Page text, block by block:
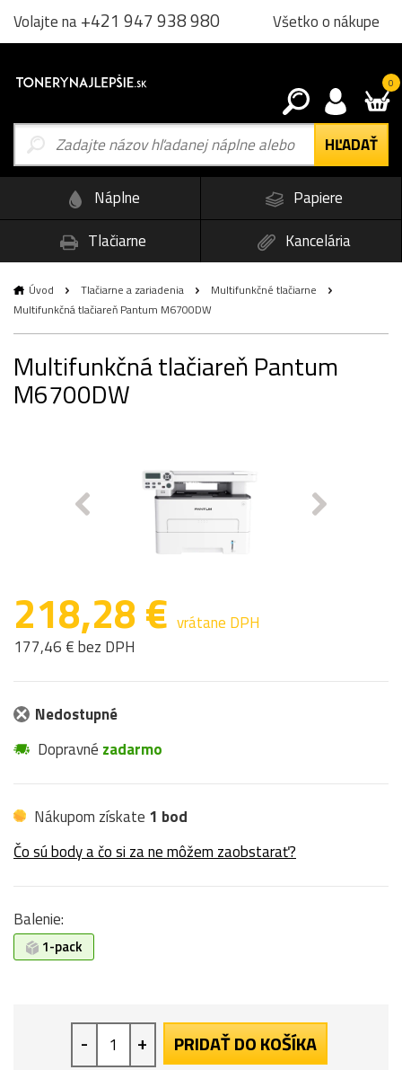
Volajte na+421 947 938 980 Všetko o nákupe
0
Náplne
Papiere
Tlačiarne
Kancelária
Úvod Tlačiarne a zariadenia
Multifunkčné tlačiarne
Multifunkčná tlačiareň Pantum M6700DW
Multifunkčná tlačiareň Pantum
M6700DW
218,28 € vrátane DPH
177,46 € bez DPH
Nedostupné
Dopravné zadarmo
Nákupom získate 1 bod
Čo sú body a čo si za ne môžem zaobstarať?
Balenie:
1-pack
- + PRIDAŤ DO KOŠÍKA